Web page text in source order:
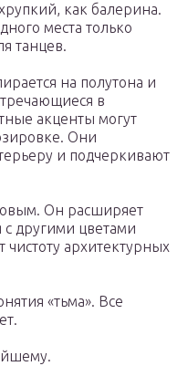
как балерина.
места только
танцев.
на полутона и
в
акценты могут
Они
и подчеркивают
Он расширяет
с другими цветами
чистоту архитектурных
«тьма». Все